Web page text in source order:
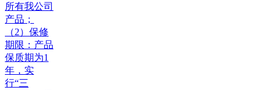
所有我公司
产品；
（2）保修
期限：产品
保质期为1
年，实
行“三